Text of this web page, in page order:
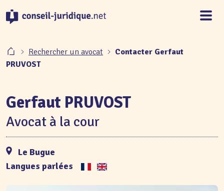
Rechercher un avocat
Contacter Gerfaut
PRUVOST
Gerfaut PRUVOST
Avocat à la cour
Le Bugue
Langues parlées